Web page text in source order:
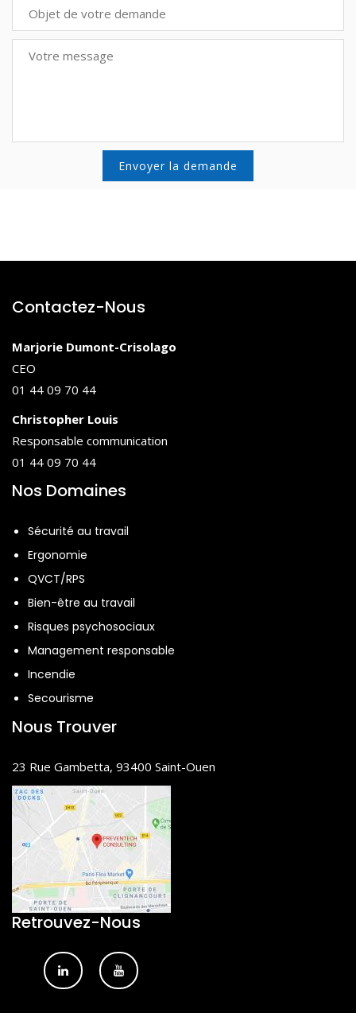
Contactez-Nous
Marjorie Dumont-Crisolago
CEO
01 44 09 70 44
Christopher Louis
Responsable communication
01 44 09 70 44
Nos Domaines
Sécurité au travail
Ergonomie
QVCT/RPS
Bien-être au travail
Risques psychosociaux
Management responsable
Incendie
Secourisme
Nous Trouver
23 Rue Gambetta, 93400 Saint-Ouen
Retrouvez-Nous